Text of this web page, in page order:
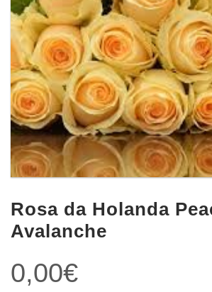
Rosa da Holanda
Avalanche
0,00€